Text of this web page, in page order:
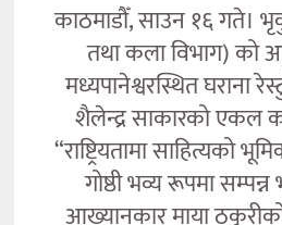
काठमाडौँ, साउन १६ गते।
तथा कला विभाग) को
मध्यपानेश्वरस्थित घराना
शैलेन्द्र साकारको एकल
“राष्ट्रियतामा साहित्यको
गोष्ठी भव्य रूपमा